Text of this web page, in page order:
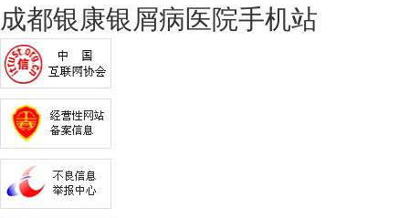
成都银康银屑病医院手机站